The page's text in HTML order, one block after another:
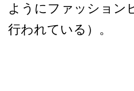
ようにファッション
行われている）。